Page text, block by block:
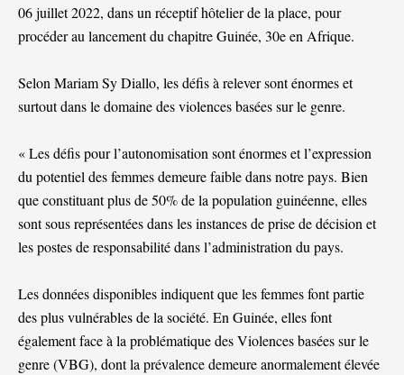
06 juillet 2022, dans un réceptif hôtelier de la place, pour
procéder au lancement du chapitre Guinée, 30e en Afrique.
Selon Mariam Sy Diallo, les défis à relever sont énormes et
surtout dans le domaine des violences basées sur le genre.
« Les défis pour l’autonomisation sont énormes et l’expression
du potentiel des femmes demeure faible dans notre pays. Bien
que constituant plus de 50% de la population guinéenne, elles
sont sous représentées dans les instances de prise de décision et
les postes de responsabilité dans l’administration du pays.
Les données disponibles indiquent que les femmes font partie
des plus vulnérables de la société. En Guinée, elles font
également face à la problématique des Violences basées sur le
genre (VBG), dont la prévalence demeure anormalement élevée